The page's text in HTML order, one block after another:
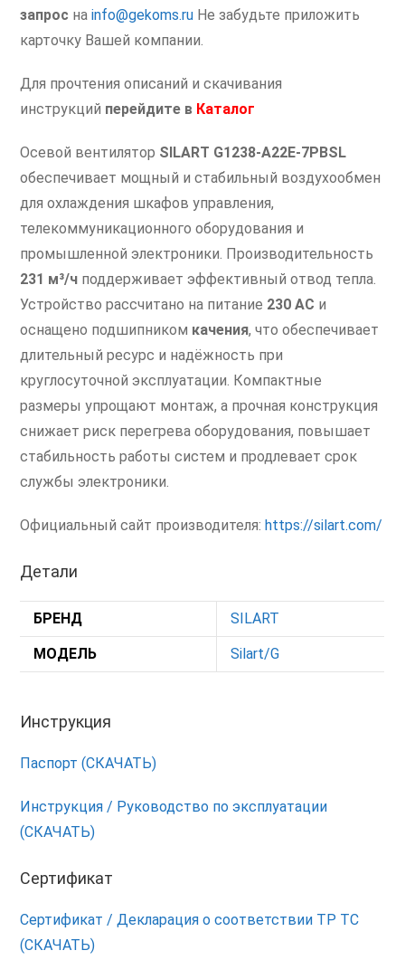
запрос наinfo@gekoms.ru Не забудьте приложить
карточку Вашей компании.
Для прочтения описаний и скачивания
инструкций перейдите в Каталог
Осевой вентилятор SILART G1238-A22E-7PBSL
обеспечивает мощный и стабильный воздухообмен
для охлаждения шкафов управления,
телекоммуникационного оборудования и
промышленной электроники. Производительность
231 м³/ч поддерживает эффективный отвод тепла.
Устройство рассчитано на питание 230 AC и
оснащено подшипником качения, что обеспечивает
длительный ресурс и надёжность при
круглосуточной эксплуатации. Компактные
размеры упрощают монтаж, а прочная конструкция
снижает риск перегрева оборудования, повышает
стабильность работы систем и продлевает срок
службы электроники.
Официальный сайт производителя:https://silart.com/
Детали
БРЕНД SILART
МОДЕЛЬ Silart/G
Инструкция
Паспорт (СКАЧАТЬ)
Инструкция / Руководство по эксплуатации
(СКАЧАТЬ)
Сертификат
Сертификат / Декларация о соответствии ТР ТС
(СКАЧАТЬ)